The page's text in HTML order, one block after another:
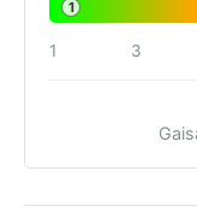
1
1 3